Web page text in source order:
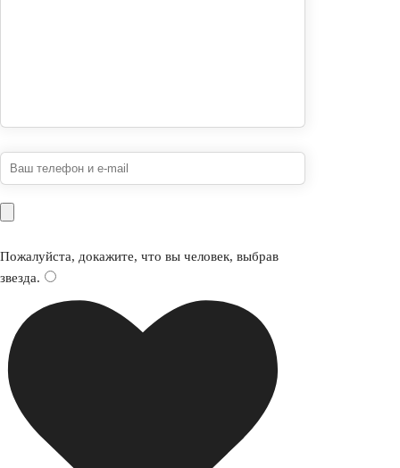
Пожалуйста, докажите, что вы человек, выбрав
звезда.